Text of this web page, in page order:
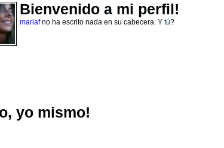
Bienvenido a mi perfil!
mariafno ha escrito nada en su cabecera. Y tú?
yo mismo!